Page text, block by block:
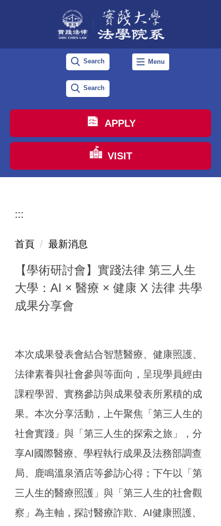
Search Menu
Search
APPLY
VISIT
:::
首頁 最新消息
【學術研討會】實踐法律 第三人生
大學：AI × 醫療 × 健康 X 法律 共學
成果分享會
本次成果發表會結合智慧醫療、健康照護、
法律素養與社會參與等面向，呈現學員經由
課程學習、實務參訪與成果發表所累積的成
果。 本次分享活動，上午聚焦「第三人生的
社會實踐」與「第三人生的探索之旅」，分
享AI國際醫療、學程執行成果及法務部調查
局、鹿鳴溫泉酒店等參訪心得；下午以「第
三人生的醫療照護」與「第三人生的社會觀
察」為主軸，探討醫療詐欺、AI健康照護、